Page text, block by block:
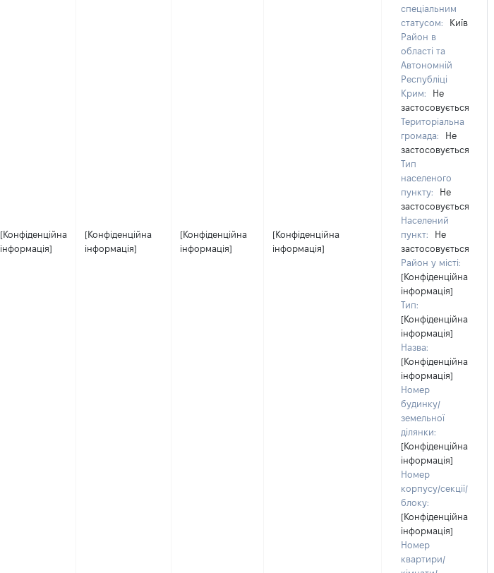
[Конфіденційна
інформація]
[Конфіденційна
інформація]
[Конфіденційна
інформація]
[Конфіденційна
інформація]
спеціальним
статусом:
Київ
Район в
області та
Автономній
Республіці
Крим:
Не
застосовується
Територіальна
громада:
Не
застосовується
Тип
населеного
пункту:
Не
застосовується
Населений
пункт:
Не
застосовується
Район у місті:
[Конфіденційна
інформація]
Тип:
[Конфіденційна
інформація]
Назва:
[Конфіденційна
інформація]
Номер
будинку/
земельної
ділянки:
[Конфіденційна
інформація]
Номер
корпусу/секції/
блоку:
[Конфіденційна
інформація]
Номер
квартири/